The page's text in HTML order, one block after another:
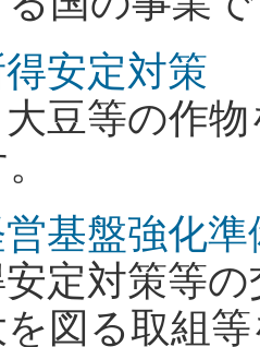
安定対策
豆等の作物
基盤強化準
定対策等の
図る取組